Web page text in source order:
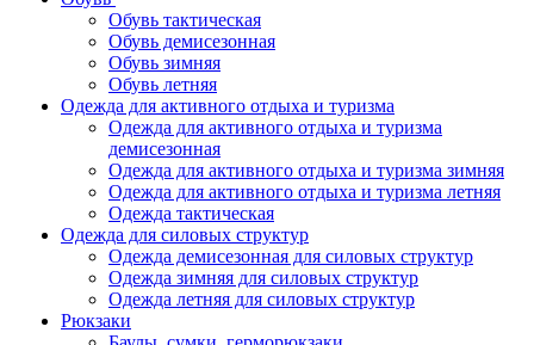
Обувь тактическая
Обувь демисезонная
Обувь зимняя
Обувь летняя
Одежда для активного отдыха и туризма
Одежда для активного отдыха и туризма
демисезонная
Одежда для активного отдыха и туризма зимняя
Одежда для активного отдыха и туризма летняя
Одежда тактическая
Одежда для силовых структур
Одежда демисезонная для силовых структур
Одежда зимняя для силовых структур
Одежда летняя для силовых структур
Рюкзаки